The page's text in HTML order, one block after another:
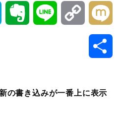
o
の書き込みが一番上に表示